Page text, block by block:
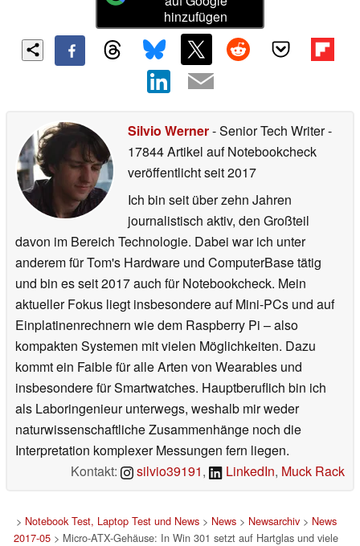
hinzufügen
Silvio Werner- Senior Tech Writer-
17844 Artikel auf Notebookcheck
veröffentlichtseit 2017
Ich bin seit über zehn Jahren
journalistisch aktiv, den Großteil
davon im Bereich Technologie. Dabei war ich unter
anderem für Tom's Hardware und ComputerBase tätig
und bin es seit 2017 auch für Notebookcheck. Mein
aktueller Fokus liegt insbesondere auf Mini-PCs und auf
Einplatinenrechnern wie dem Raspberry Pi – also
kompakten Systemen mit vielen Möglichkeiten. Dazu
kommt ein Faible für alle Arten von Wearables und
insbesondere für Smartwatches. Hauptberuflich bin ich
als Laboringenieur unterwegs, weshalb mir weder
naturwissenschaftliche Zusammenhänge noch die
Interpretation komplexer Messungen fern liegen.
Kontakt:
silvio39191, LinkedIn, Muck Rack
> Notebook Test, Laptop Test und News> News> Newsarchiv> News
2017-05 > Micro-ATX-Gehäuse: In Win 301 setzt auf Hartglas und viele